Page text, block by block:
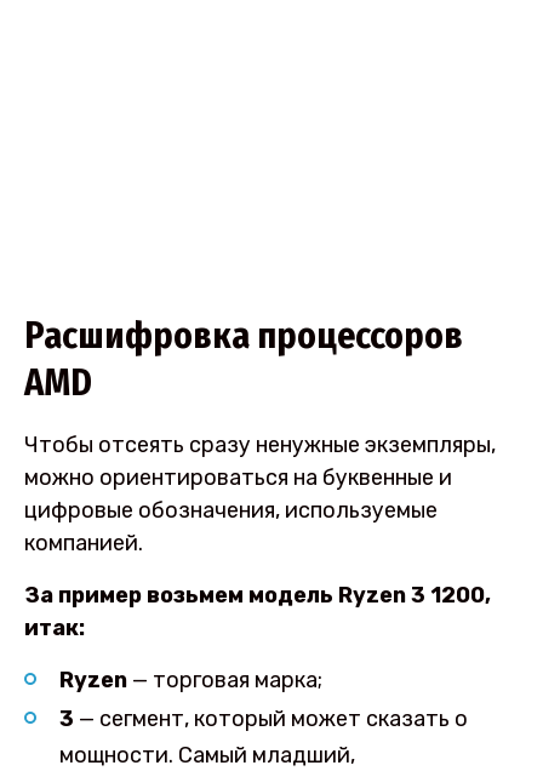
Расшифровка процессоров
AMD
Чтобы отсеять сразу ненужные экземпляры,
можно ориентироваться на буквенные и
цифровые обозначения, используемые
компанией.
За пример возьмем модель Ryzen 3 1200,
итак:
Ryzen— торговая марка;
3 — сегмент, который может сказать о
мощности. Самый младший,